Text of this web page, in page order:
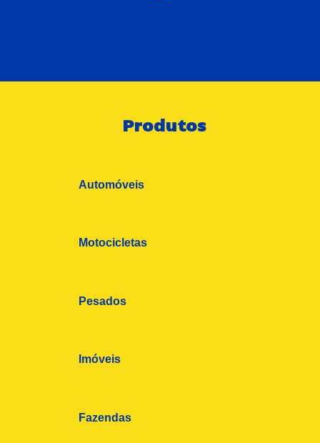
Produtos
Automóveis
Motocicletas
Pesados
Imóveis
Fazendas